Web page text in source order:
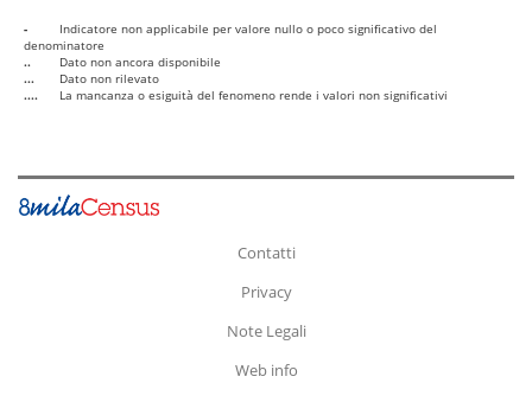
-
Indicatore non applicabile per valore nullo o poco significativo del
denominatore
..
Dato non ancora disponibile
...
Dato non rilevato
....
La mancanza o esiguità del fenomeno rende i valori non significativi
Contatti
Privacy
Note Legali
Web info